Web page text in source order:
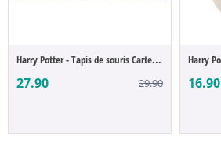
Harry Potter - Tapis de souris Carte du M...
27.90 29.90 16.90